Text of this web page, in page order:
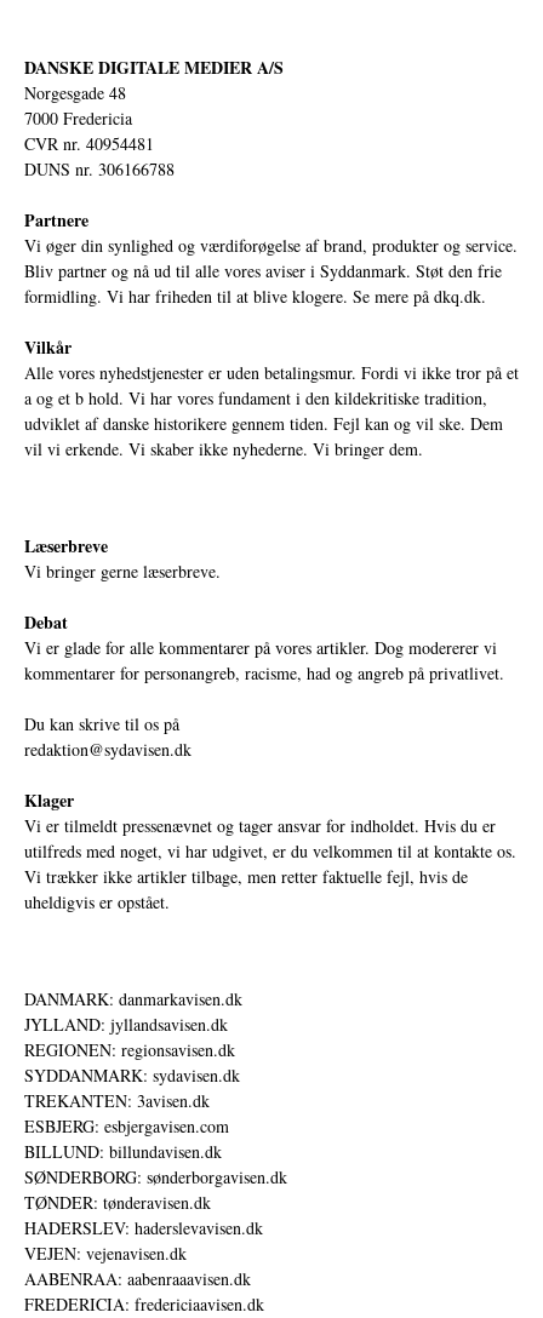
DANSKE DIGITALE MEDIER A/S
Norgesgade 48
7000 Fredericia
CVR nr. 40954481
DUNS nr. 306166788
Partnere
Vi øger din synlighed og værdiforøgelse af brand, produkter og service.
Bliv partner og nå ud til alle vores aviser i Syddanmark. Støt den frie
formidling. Vi har friheden til at blive klogere. Se mere på dkq.dk.
Vilkår
Alle vores nyhedstjenester er uden betalingsmur. Fordi vi ikke tror på et
a og et b hold. Vi har vores fundament i den kildekritiske tradition,
udviklet af danske historikere gennem tiden. Fejl kan og vil ske. Dem
vil vi erkende. Vi skaber ikke nyhederne. Vi bringer dem.
Læserbreve
Vi bringer gerne læserbreve.
Debat
Vi er glade for alle kommentarer på vores artikler. Dog modererer vi
kommentarer for personangreb, racisme, had og angreb på privatlivet.
Du kan skrive til os på
redaktion@sydavisen.dk
Klager
Vi er tilmeldt pressenævnet og tager ansvar for indholdet. Hvis du er
utilfreds med noget, vi har udgivet, er du velkommen til at kontakte os.
Vi trækker ikke artikler tilbage, men retter faktuelle fejl, hvis de
uheldigvis er opstået.
DANMARK: danmarkavisen.dk
JYLLAND: jyllandsavisen.dk
REGIONEN: regionsavisen.dk
SYDDANMARK: sydavisen.dk
TREKANTEN: 3avisen.dk
ESBJERG: esbjergavisen.com
BILLUND: billundavisen.dk
SØNDERBORG: sønderborgavisen.dk
TØNDER: tønderavisen.dk
HADERSLEV: haderslevavisen.dk
VEJEN: vejenavisen.dk
AABENRAA: aabenraaavisen.dk
FREDERICIA: fredericiaavisen.dk